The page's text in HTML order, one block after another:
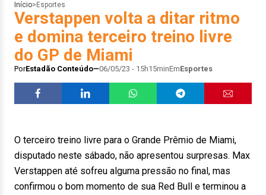
Início> Esportes
Verstappen volta a ditar ritmo
e domina terceiro treino livre
do GP de Miami
PorEstadão Conteúdo 06/05/23 - 15h15minEmEsportes
O terceiro treino livre para o Grande Prêmio de Miami,
disputado neste sábado, não apresentou surpresas. Max
Verstappen até sofreu alguma pressão no final, mas
confirmou o bom momento de sua Red Bull e terminou a